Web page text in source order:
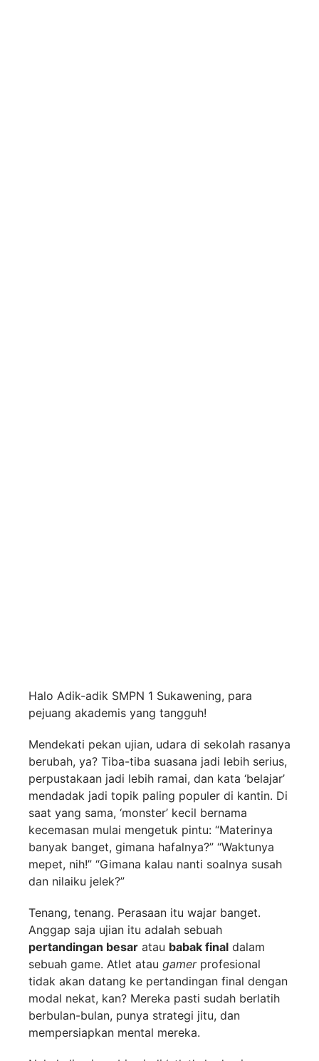
Halo Adik-adik SMPN 1 Sukawening, para
pejuang akademis yang tangguh!
Mendekati pekan ujian, udara di sekolah rasanya
berubah, ya? Tiba-tiba suasana jadi lebih serius,
perpustakaan jadi lebih ramai, dan kata ‘belajar’
mendadak jadi topik paling populer di kantin. Di
saat yang sama, ‘monster’ kecil bernama
kecemasan mulai mengetuk pintu: “Materinya
banyak banget, gimana hafalnya?” “Waktunya
mepet, nih!” “Gimana kalau nanti soalnya susah
dan nilaiku jelek?”
Tenang, tenang. Perasaan itu wajar banget.
Anggap saja ujian itu adalah sebuah
pertandingan besar atau babak final dalam
sebuah game. Atlet atau gamerprofesional
tidak akan datang ke pertandingan final dengan
modal nekat, kan? Mereka pasti sudah berlatih
berbulan-bulan, punya strategi jitu, dan
mempersiapkan mental mereka.